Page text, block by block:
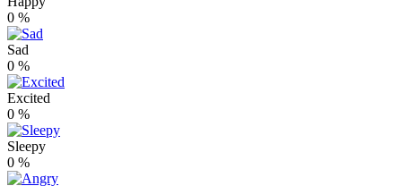
0 %
Sad
0 %
Excited
0 %
Sleepy
0 %